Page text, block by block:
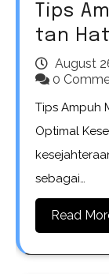
Tips
tan
August
0
Tips Ampuh
Optimal
sebagai…
Read